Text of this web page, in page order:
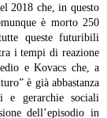
2018 che, in questo
è morto 250
queste futuribili
i tempi di reazione
e Kovacs che, a
è già abbastanza
e gerarchie sociali
dell’episodio in